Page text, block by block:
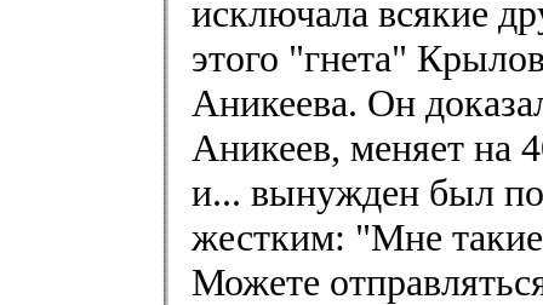
исключала всякие
этого "гнета"
Аникеева. Он
Аникеев, меняет на
и... вынужден был
жестким: "Мне
Можете